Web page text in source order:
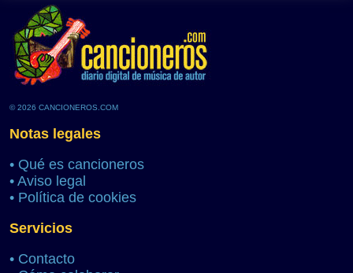
© 2026 CANCIONEROS.COM
Notas legales
• Qué es cancioneros
• Aviso legal
• Política de cookies
Servicios
• Contacto